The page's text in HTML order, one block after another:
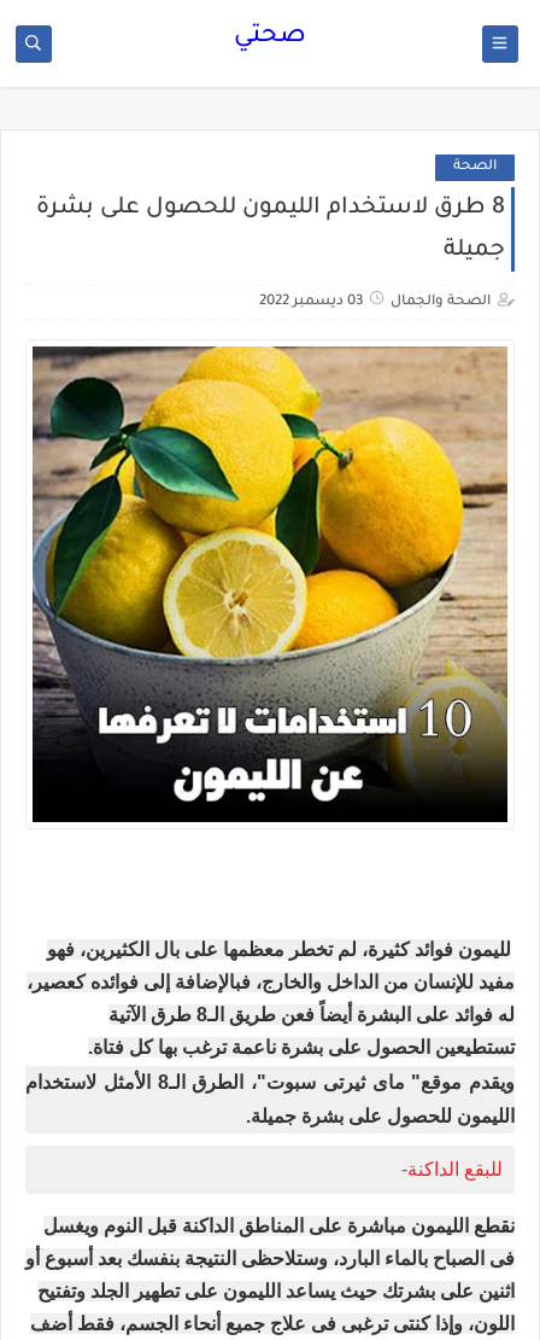
صحتي
الصحة
8 طرق لاستخدام الليمون للحصول على بشرة
جميلة
الصحة والجمال 03 ديسمبر 2022
لليمون فوائد كثيرة، لم تخطر معظمها على بال الكثيرين، فهو
مفيد للإنسان من الداخل والخارج، فبالإضافة إلى فوائده كعصير،
له فوائد على البشرة أيضاً فعن طريق الـ8 طرق الآتية
تستطيعين الحصول على بشرة ناعمة ترغب بها كل فتاة.
ويقدم موقع" ماى ثيرتى سبوت"، الطرق الـ8 الأمثل لاستخدام
الليمون للحصول على بشرة جميلة.
للبقع الداكنة-
نقطع الليمون مباشرة على المناطق الداكنة قبل النوم ويغسل
فى الصباح بالماء البارد، وستلاحظى النتيجة بنفسك بعد أسبوع أو
اثنين على بشرتك حيث يساعد الليمون على تطهير الجلد وتفتيح
اللون، وإذا كنتى ترغبى فى علاج جميع أنحاء الجسم، فقط أضف